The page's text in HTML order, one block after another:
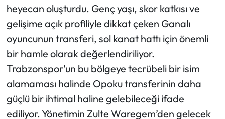
heyecan oluşturdu. Genç yaşı, skor katkısı ve
gelişime açık profiliyle dikkat çeken Ganalı
oyuncunun transferi, sol kanat hattı için önemli
bir hamle olarak değerlendiriliyor.
Trabzonspor’un bu bölgeye tecrübeli bir isim
alamaması halinde Opoku transferinin daha
güçlü bir ihtimal haline gelebileceği ifade
ediliyor. Yönetimin Zulte Waregem’den gelecek